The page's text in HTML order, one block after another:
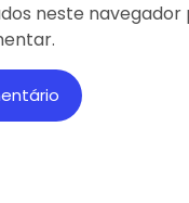
neste